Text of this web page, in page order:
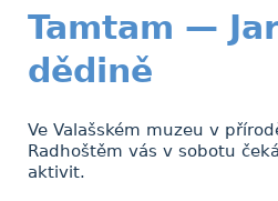
Tamtam —
dědině
Ve Valašském muzeu v
Radhoštěm vás v sobotu
aktivit.